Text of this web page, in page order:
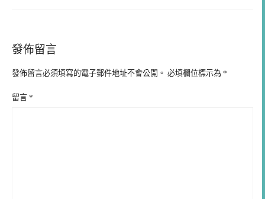
發佈留言
發佈留言必須填寫的電子郵件地址不會公開。 必填欄位標示為 *
留言 *